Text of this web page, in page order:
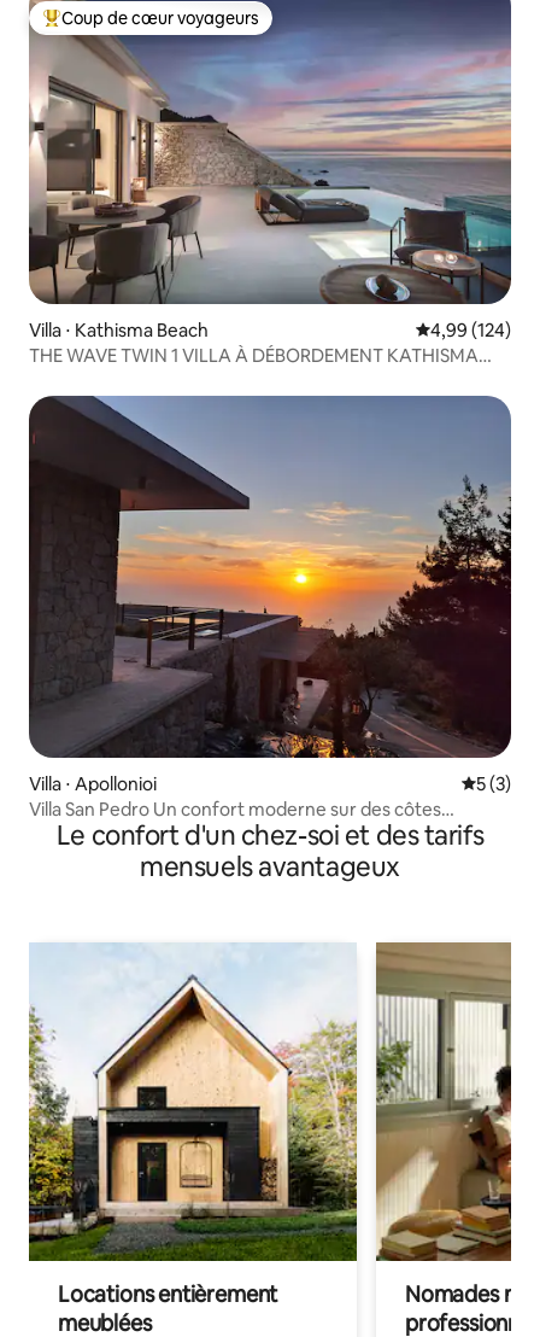
Coups de cœur voyageurs les plus appréciés
Coup de cœur voyageurs
Villa ⋅ Kathisma Beach Évaluation
4,99 (124)
THE WAVE TWIN 1 VILLA À DÉBORDEMENT KATHISMA
Villa ⋅ Apollonioi
5 (3)
Villa San Pedro Un confort moderne sur des côtes
ancestrales
Le confort d'un chez-soi et des tarifs
mensuels avantageux
Locations entièrement
meublées
Nomades